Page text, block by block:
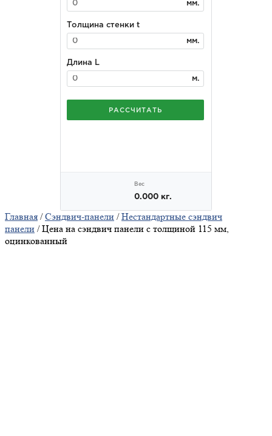
Главная /Сэндвич-панели /Нестандартные сэндвич
панели / Цена на сэндвич панели с толщиной 115 мм,
оцинкованный